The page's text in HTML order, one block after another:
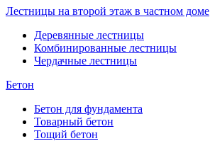
Лестницы на второй этаж в частном доме
Деревянные лестницы
Комбинированные лестницы
Чердачные лестницы
Бетон
Бетон для фундамента
Товарный бетон
Тощий бетон